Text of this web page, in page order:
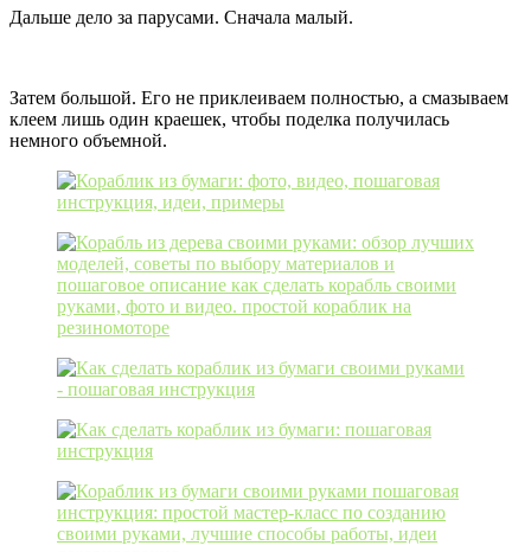
Дальше дело за парусами. Сначала малый.
Затем большой. Его не приклеиваем полностью, а смазываем
клеем лишь один краешек, чтобы поделка получилась
немного объемной.